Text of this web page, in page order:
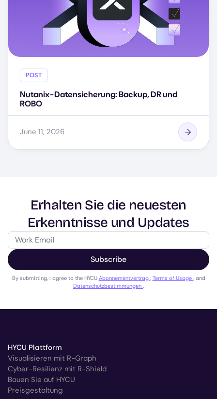
POST
Nutanix-Datensicherung: Backup, DR und
ROBO
June 11, 2026
Erhalten Sie die neuesten
Erkenntnisse und Updates
Subscribe
By submitting, I agree to the HYCU Abonnementvertrag , Terms of Usage , and
Datenschutzbestimmungen .
HYCU Plattform
Visualisieren mit R-Graph
Cyber-Resilienz mit R-Shield
Bauen Sie auf HYCU
Preisgestaltung